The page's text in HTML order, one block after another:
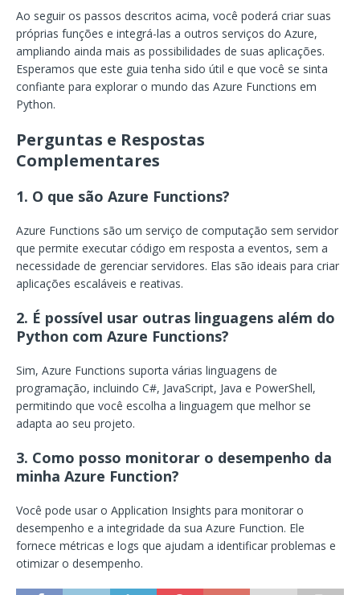
Ao seguir os passos descritos acima, você poderá criar suas
próprias funções e integrá-las a outros serviços do Azure,
ampliando ainda mais as possibilidades de suas aplicações.
Esperamos que este guia tenha sido útil e que você se sinta
confiante para explorar o mundo das Azure Functions em
Python.
Perguntas e Respostas
Complementares
1. O que são Azure Functions?
Azure Functions são um serviço de computação sem servidor
que permite executar código em resposta a eventos, sem a
necessidade de gerenciar servidores. Elas são ideais para criar
aplicações escaláveis e reativas.
2. É possível usar outras linguagens além do
Python com Azure Functions?
Sim, Azure Functions suporta várias linguagens de
programação, incluindo C#, JavaScript, Java e PowerShell,
permitindo que você escolha a linguagem que melhor se
adapta ao seu projeto.
3. Como posso monitorar o desempenho da
minha Azure Function?
Você pode usar o Application Insights para monitorar o
desempenho e a integridade da sua Azure Function. Ele
fornece métricas e logs que ajudam a identificar problemas e
otimizar o desempenho.